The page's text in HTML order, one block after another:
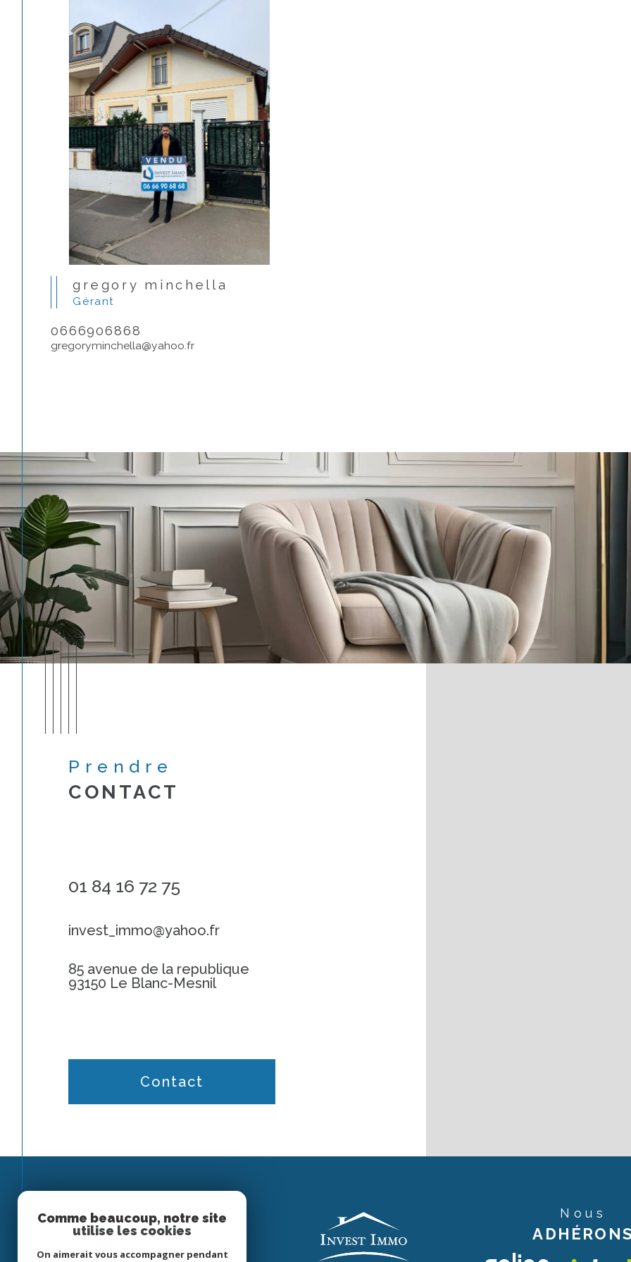
gregory minchella
Gérant
0666906868
gregoryminchella@yahoo.fr
Prendre
CONTACT
01 84 16 72 75
invest_immo@yahoo.fr
85 avenue de la republique
93150 Le Blanc-Mesnil
Contact
Espace
PROPRIÉTAIRE
Nous
Comme beaucoup, notre site
utilise les cookies
On aimerait vous accompagner pendant